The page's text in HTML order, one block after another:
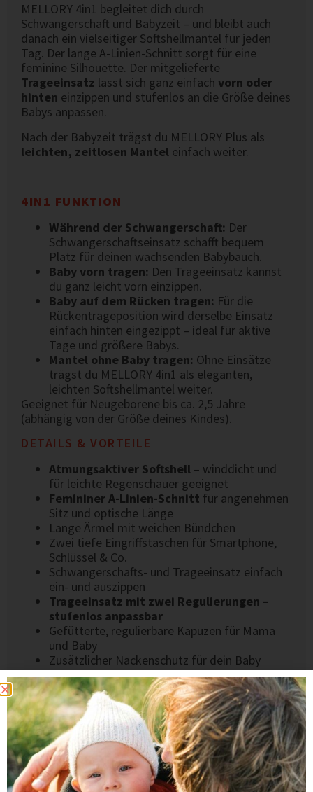
MELLORY 4in1 begleitet dich durch
Schwangerschaft und Babyzeit – und bleibt auch
danach ein vielseitiger Softshellmantel für jeden
Tag. Der lange A-Linien-Schnitt sorgt für eine
feminine Silhouette. Der mitgelieferte
Trageeinsatz lässt sich ganz einfach vorn oder
hinten einzippen und stufenlos an die Größe deines
Babys anpassen.
Nach der Babyzeit trägst du MELLORY Plus als
leichten, zeitlosen Mantel einfach weiter.
4IN1 FUNKTION
Während der Schwangerschaft: Der
Schwangerschaftseinsatz schafft bequem
Platz für deinen wachsenden Babybauch.
Baby vorn tragen: Den Trageeinsatz kannst
du ganz leicht vorn einzippen.
Baby auf dem Rücken tragen: Für die
Rückentrageposition wird derselbe Einsatz
einfach hinten eingezippt – ideal für aktive
Tage und größere Babys.
Mantel ohne Baby tragen: Ohne Einsätze
trägst du MELLORY 4in1 als eleganten,
leichten Softshellmantel weiter.
Geeignet für Neugeborene bis ca. 2,5 Jahre
(abhängig von der Größe deines Kindes).
DETAILS & VORTEILE
Atmungsaktiver Softshell – winddicht und
für leichte Regenschauer geeignet
Femininer A-Linien-Schnitt für angenehmen
Sitz und optische Länge
Lange Ärmel mit weichen Bündchen
Zwei tiefe Eingriffstaschen für Smartphone,
Schlüssel & Co.
Schwangerschafts- und Trageeinsatz einfach
ein- und auszippen
Trageeinsatz mit zwei Regulierungen –
stufenlos anpassbar
Gefütterte, regulierbare Kapuzen für Mama
und Baby
Zusätzlicher Nackenschutz für dein Baby
Druckknopf oben am Trageeinsatz – zum
offenen oder geschlossenen Tragen am
Kragen
2-Wege-Reißverschlüssefür mehr
Bewegungsfreiheit
Original Viva la Mama Herzplakette an der
rechten Manteltasche